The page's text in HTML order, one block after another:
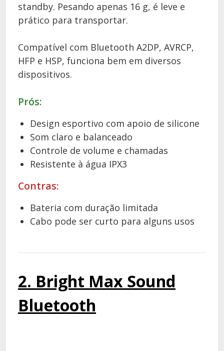
standby. Pesando apenas 16 g, é leve e
prático para transportar.
Compatível com Bluetooth A2DP, AVRCP,
HFP e HSP, funciona bem em diversos
dispositivos.
Prós:
Design esportivo com apoio de silicone
Som claro e balanceado
Controle de volume e chamadas
Resistente à água IPX3
Contras:
Bateria com duração limitada
Cabo pode ser curto para alguns usos
2. Bright Max Sound
Bluetooth